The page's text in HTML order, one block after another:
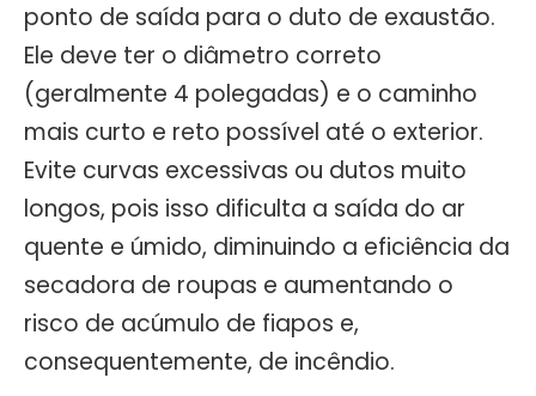
ponto de saída para o duto de exaustão.
Ele deve ter o diâmetro correto
(geralmente 4 polegadas) e o caminho
mais curto e reto possível até o exterior.
Evite curvas excessivas ou dutos muito
longos, pois isso dificulta a saída do ar
quente e úmido, diminuindo a eficiência da
secadora de roupas e aumentando o
risco de acúmulo de fiapos e,
consequentemente, de incêndio.